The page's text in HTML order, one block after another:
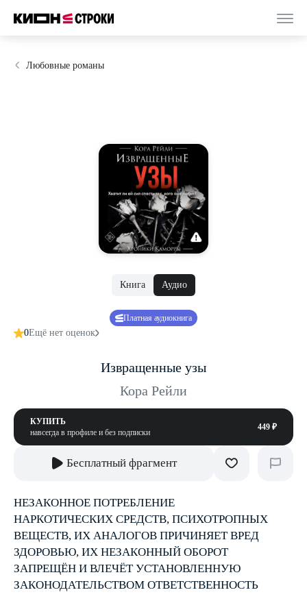
Любовные романы
Книга Аудио
Платная аудиокнига
0Ещё нет оценок
Извращенные узы
Кора Рейли
КУПИТЬ
навсегда в профиле и без подписки
449 ₽
Бесплатный фрагмент
НЕЗАКОННОЕ ПОТРЕБЛЕНИЕ
НАРКОТИЧЕСКИХ СРЕДСТВ, ПСИХОТРОПНЫХ
ВЕЩЕСТВ, ИХ АНАЛОГОВ ПРИЧИНЯЕТ ВРЕД
ЗДОРОВЬЮ, ИХ НЕЗАКОННЫЙ ОБОРОТ
ЗАПРЕЩЁН И ВЛЕЧЁТ УСТАНОВЛЕННУЮ
ЗАКОНОДАТЕЛЬСТВОМ ОТВЕТСТВЕННОСТЬ